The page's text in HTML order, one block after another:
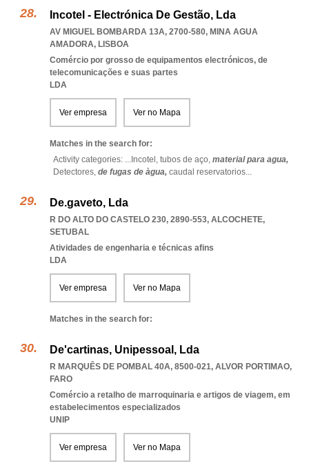
Incotel - Electrónica De Gestão, Lda
AV MIGUEL BOMBARDA 13A, 2700-580, MINA AGUA
AMADORA, LISBOA
Comércio por grosso de equipamentos electrónicos, de
telecomunicações e suas partes
LDA
Ver empresa Ver no Mapa
Matches in the search for:
Activity categories: ... Incotel, tubos de aço, material para agua,
Detectores, de fugas de àgua, caudal reservatorios...
De.gaveto, Lda
R DO ALTO DO CASTELO 230, 2890-553, ALCOCHETE,
SETUBAL
Atividades de engenharia e técnicas afins
LDA
Ver empresa Ver no Mapa
Matches in the search for:
De'cartinas, Unipessoal, Lda
R MARQUÊS DE POMBAL 40A, 8500-021, ALVOR PORTIMAO,
FARO
Comércio a retalho de marroquinaria e artigos de viagem, em
estabelecimentos especializados
UNIP
Ver empresa Ver no Mapa